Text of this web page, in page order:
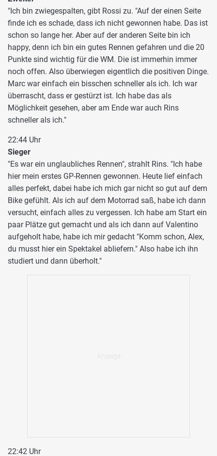
"Ich bin zwiegespalten, gibt Rossi zu. "Auf der einen Seite
finde ich es schade, dass ich nicht gewonnen habe. Das ist
schon so lange her. Aber auf der anderen Seite bin ich
happy, denn ich bin ein gutes Rennen gefahren und die 20
Punkte sind wichtig für die WM. Die ist immerhin immer
noch offen. Also überwiegen eigentlich die positiven Dinge.
Marc war einfach ein bisschen schneller als ich. Ich war
überrascht, dass er gestürzt ist. Ich habe das als
Möglichkeit gesehen, aber am Ende war auch Rins
schneller als ich."
22:44 Uhr
Sieger
"Es war ein unglaubliches Rennen", strahlt Rins. "Ich habe
hier mein erstes GP-Rennen gewonnen. Heute lief einfach
alles perfekt, dabei habe ich mich gar nicht so gut auf dem
Bike gefühlt. Als ich auf dem Motorrad saß, habe ich dann
versucht, einfach alles zu vergessen. Ich habe am Start ein
paar Plätze gut gemacht und als ich dann auf Valentino
aufgeholt habe, habe ich mir gedacht "Komm schon, Alex,
du musst hier ein Spektakel abliefern." Also habe ich ihn
studiert und dann überholt."
22:42 Uhr